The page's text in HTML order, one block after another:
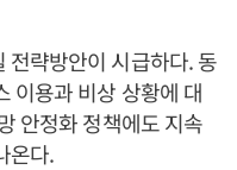
전략방안이 시급하다. 동
이용과 비상 상황에 대
안정화 정책에도 지속
온다.